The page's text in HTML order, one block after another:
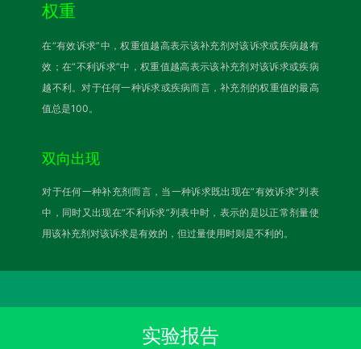
权重
在“有效诉求”中，权重值越高表示该补充剂对该诉求或疾病越有
效；在“不利诉求”中，权重值越高表示该补充剂对该诉求或疾病
越不利。对于任何一种诉求或疾病而言，补充剂的权重值的最高
值总是100。
双向出现
对于任何一种补充剂而言，当一种诉求既出现在“有效诉求”列表
中，同时又出现在“不利诉求”列表中时，表示的是以正常剂量使
用该补充剂对该诉求是有效的，但过量使用时则是不利的。
实验报告